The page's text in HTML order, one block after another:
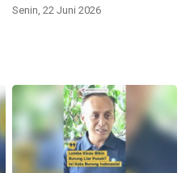
Senin, 22 Juni 2026